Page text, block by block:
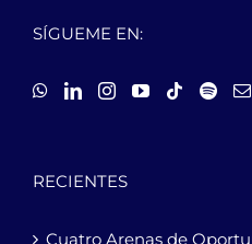
SÍGUEME EN:
RECIENTES
Cuatro Arenas de